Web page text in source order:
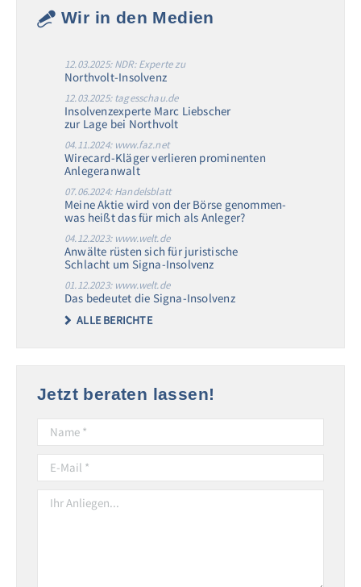
Wir in den Medien
12.03.2025: NDR: Experte zu
Northvolt-Insolvenz
12.03.2025: tagesschau.de
Insolvenzexperte Marc Liebscher
zur Lage bei Northvolt
04.11.2024: www.faz.net
Wirecard-Kläger verlieren prominenten
Anlegeranwalt
07.06.2024: Handelsblatt
Meine Aktie wird von der Börse genommen-
was heißt das für mich als Anleger?
04.12.2023: www.welt.de
Anwälte rüsten sich für juristische
Schlacht um Signa-Insolvenz
01.12.2023: www.welt.de
Das bedeutet die Signa-Insolvenz
ALLE BERICHTE
Jetzt beraten lassen!